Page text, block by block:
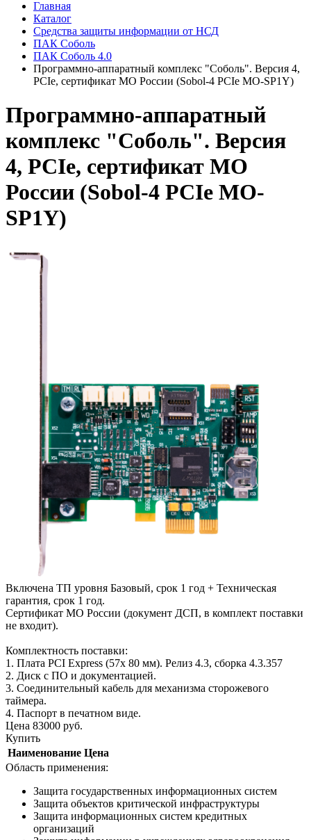
Главная
Каталог
Средства защиты информации от НСД
ПАК Соболь
ПАК Соболь 4.0
Программно-аппаратный комплекс "Соболь". Версия 4,
PCIe, сертификат МО России (Sobol-4 PCIe MO-SP1Y)
Программно-аппаратный
комплекс "Соболь". Версия
4, PCIe, сертификат МО
России (Sobol-4 PCIe MO-
SP1Y)
Включена ТП уровня Базовый, срок 1 год + Техническая
гарантия, срок 1 год.
Сертификат МО России (документ ДСП, в комплект поставки
не входит).
Комплектность поставки:
1. Плата PCI Express (57х 80 мм). Релиз 4.3, сборка 4.3.357
2. Диск с ПО и документацией.
3. Соединительный кабель для механизма сторожевого
таймера.
4. Паспорт в печатном виде.
Цена 83000 руб.
Купить
Наименование Цена
Область применения:
Защита государственных информационных систем
Защита объектов критической инфраструктуры
Защита информационных систем кредитных
организаций